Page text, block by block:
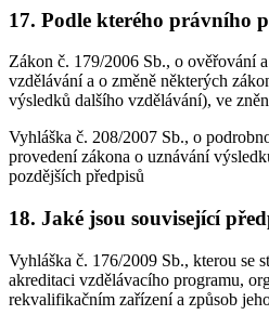
17. Podle kterého právního
Zákon č. 179/2006 Sb., o ověřování
vzdělávání a o změně některých
výsledků dalšího vzdělávání), ve
Vyhláška č. 208/2007 Sb., o
provedení zákona o uznávání
pozdějších předpisů
18. Jaké jsou související
Vyhláška č. 176/2009 Sb., kterou se
akreditaci vzdělávacího programu,
rekvalifikačním zařízení a způsob